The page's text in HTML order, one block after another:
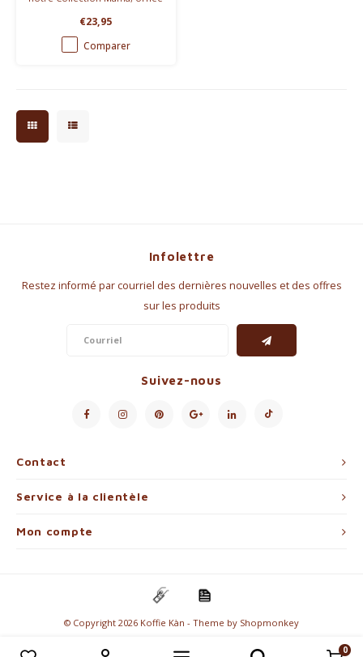
0
"MAMA". Un hommage
touchant à la personne la plus
précieuse : maman !
€23,95
Comparer
Contact
Infolettre
Restez informé par courriel des dernières nouvelles et des offres
sur les produits
Suivez-nous
Service à la clientèle
Mon compte
© Copyright 2026 Koffie Kàn - Theme by Shopmonkey
0